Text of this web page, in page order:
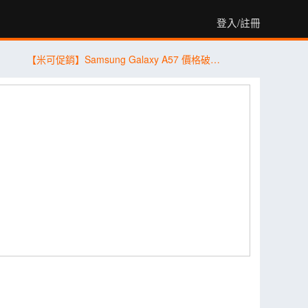
登入/註冊
【米可促銷】Samsung Galaxy A57 價格破盤！米可手機館限時 $13,890 (8/4~8/6)